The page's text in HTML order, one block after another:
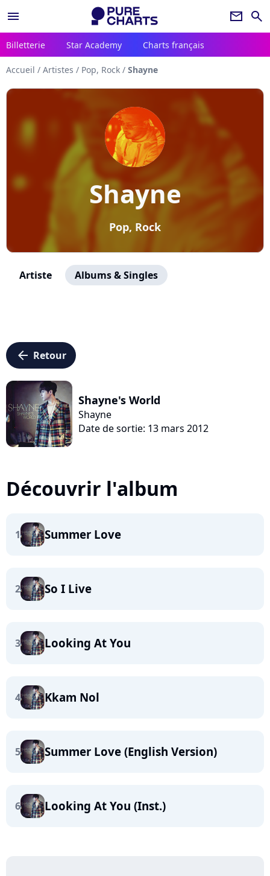
menu newsletter search
Billetterie Star Academy Charts français
Accueil / Artistes / Pop, Rock / Shayne
Shayne
Pop, Rock
Artiste Albums & Singles
arrow_left Retour
Shayne's World
Shayne
Date de sortie: 13 mars 2012
Découvrir l'album
1 Summer Love
2 So I Live
3 Looking At You
4 Kkam Nol
5 Summer Love (English Version)
6 Looking At You (Inst.)